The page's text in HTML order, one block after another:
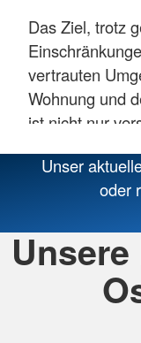
Das Ziel, trotz
vertrauten
Wohnung und
ist nicht nur
Lebensqualität.
Vorhandenes
leichter
Die
Unser
oder